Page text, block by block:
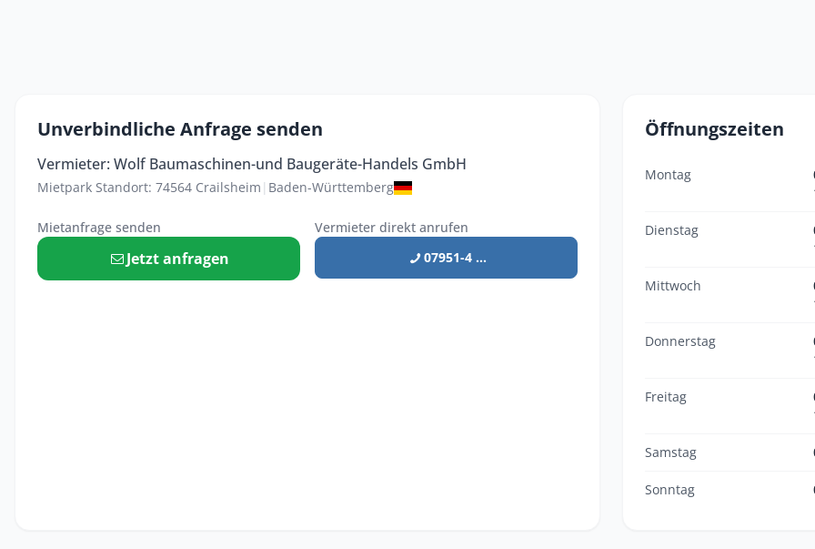
Unverbindliche Anfrage senden
Vermieter: Wolf Baumaschinen-und Baugeräte-Handels GmbH
Mietpark Standort: 74564 Crailsheim | Baden-Württemberg
Mietanfrage senden
Jetzt anfragen
Vermieter direkt anrufen
07951-4 ...
Öffnungszeiten
Montag
Dienstag
Mittwoch
Donnerstag
Freitag
Samstag
Sonntag